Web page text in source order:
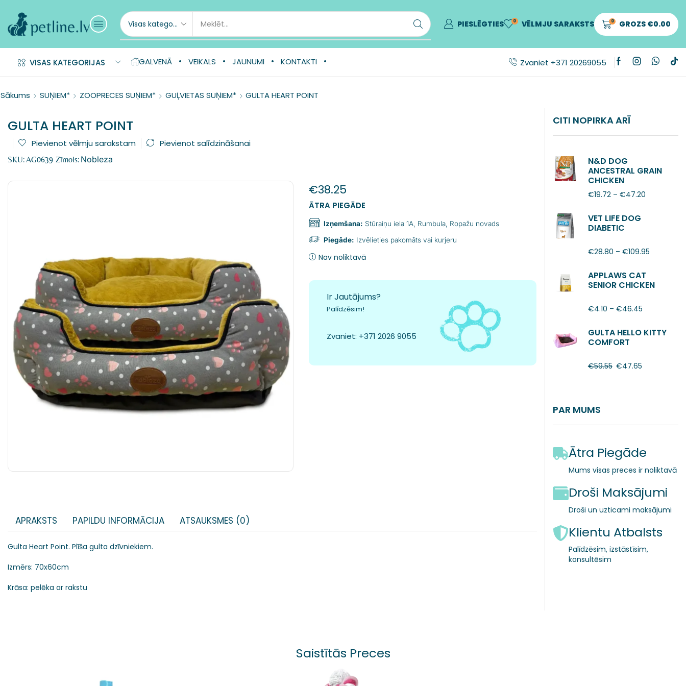
PIESLĒGTIES 0 VĒLMJU SARAKSTS 0 GROZS €0.00
VISAS KATEGORIJAS GALVENĀ VEIKALS JAUNUMI KONTAKTI Zvaniet +371 20269055
Sākums SUŅIEM* ZOOPRECES SUŅIEM* GUĻVIETAS SUŅIEM* GULTA HEART POINT
GULTA HEART POINT
Pievienot vēlmju sarakstam Pievienot salīdzināšanai
SKU:AG0639 Zīmols: Nobleza
€38.25
ĀTRA PIEGĀDE
Izņemšana: Stūraiņu iela 1A, Rumbula, Ropažu novads
Piegāde: Izvēlieties pakomāts vai kurjeru
Nav noliktavā
Ir Jautājums?
Palīdzēsim!
Zvaniet: +371 2026 9055
APRAKSTS PAPILDU INFORMĀCIJA ATSAUKSMES (0)
Gulta Heart Point. Plīša gulta dzīvniekiem.
Izmērs: 70x60cm
Krāsa: pelēka ar rakstu
CITI NOPIRKA ARĪ
N&D DOG
ANCESTRAL GRAIN
CHICKEN
POMEGRANATE
ADULT MINI
€19.72 – €47.20
VET LIFE DOG
DIABETIC
€28.80 – €109.95
APPLAWS CAT
SENIOR CHICKEN
€4.10 – €46.45
GULTA HELLO KITTY
COMFORT
€59.55 €47.65
PAR MUMS
Ātra Piegāde
Mums visas preces ir noliktavā
Droši Maksājumi
Droši un uzticami maksājumi
Klientu Atbalsts
Palīdzēsim, izstāstīsim,
konsultēsim
Saistītās Preces